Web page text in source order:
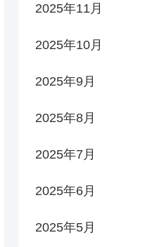
2025年11月
2025年10月
2025年9月
2025年8月
2025年7月
2025年6月
2025年5月